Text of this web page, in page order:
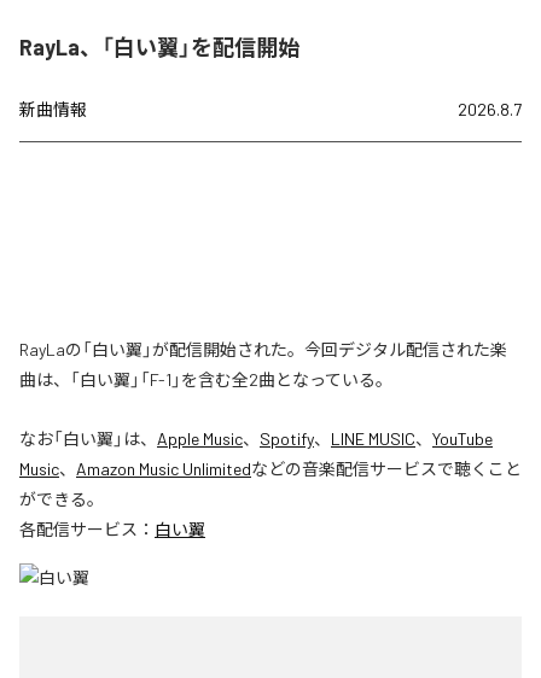
RayLa、「白い翼」を配信開始
新曲情報 2026.8.7
RayLaの「白い翼」が配信開始された。今回デジタル配信された楽
曲は、「白い翼」「F-1」を含む全2曲となっている。
なお「白い翼 」は、 Apple Music、 Spotify、 LINE MUSIC、 YouTube
Music、 Amazon Music Unlimitedなどの音楽配信サービスで聴くこと
ができる。
各配信サービス： 白い翼